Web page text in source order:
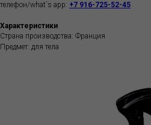
телефон/what`s app: +7 916-725-52-45
Характеристики
Страна производства: Франция
Предмет: для тела